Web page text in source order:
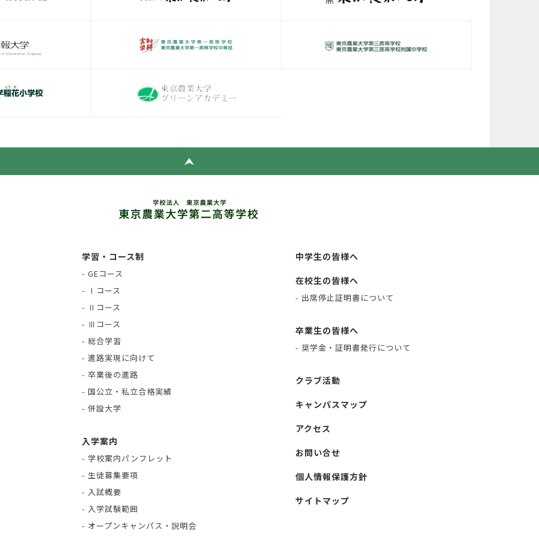
学習・コース制
- GEコース
- Ⅰコース
- Ⅱコース
- Ⅲコース
- 総合学習
- 進路実現に向けて
- 卒業後の進路
- 国公立・私立合格実績
- 併設大学
入学案内
- 学校案内パンフレット
- 生徒募集要項
- 入試概要
- 入学試験範囲
- オープンキャンパス・説明会
中学生の皆様へ
在校生の皆様へ
- 出席停止証明書について
卒業生の皆様へ
- 奨学金・証明書発行について
クラブ活動
キャンパスマップ
アクセス
お問い合せ
個人情報保護方針
サイトマップ